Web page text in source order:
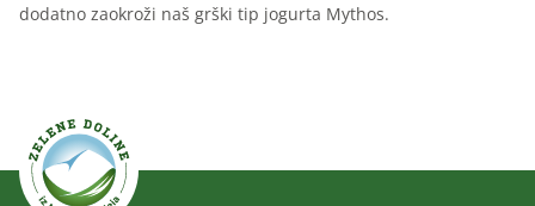
dodatno zaokroži naš grški tip jogurta Mythos.